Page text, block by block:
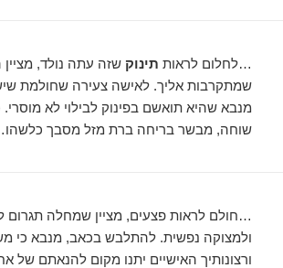
…לחלום לראות תינוק שזה עתה נולד,
שמתקרבות אליך. לאישה צעירה שחולמת
מנבא שהיא תואשם בפינוק לבילוי לא מוסרי.
שוחה, מבשר בריחה ברת מזל מסבך
…חולם לראות פצעים, מציין שמחלה תגרום
ולמצוקה נפשית. להתלבש בכאב, מנבא כי
ורצונותיך האישיים יתנו מקום להנאתם של